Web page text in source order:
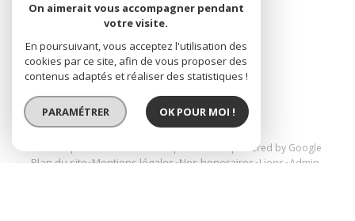
réalisé par
© 2026 | Tous droits réservés | Traduction powered by Google
Plan du site Mentions légales Nos honoraires Liens Admin
On aimerait vous accompagner pendant
votre visite.
En poursuivant, vous acceptez l'utilisation des
cookies par ce site, afin de vous proposer des
contenus adaptés et réaliser des statistiques !
PARAMÉTRER OK POUR MOI !